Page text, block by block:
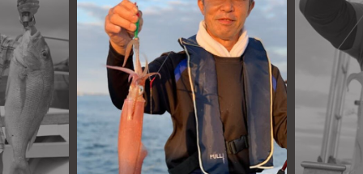
よくあるご質問
プライバシーポリシー
お問い合わせ
お知らせ